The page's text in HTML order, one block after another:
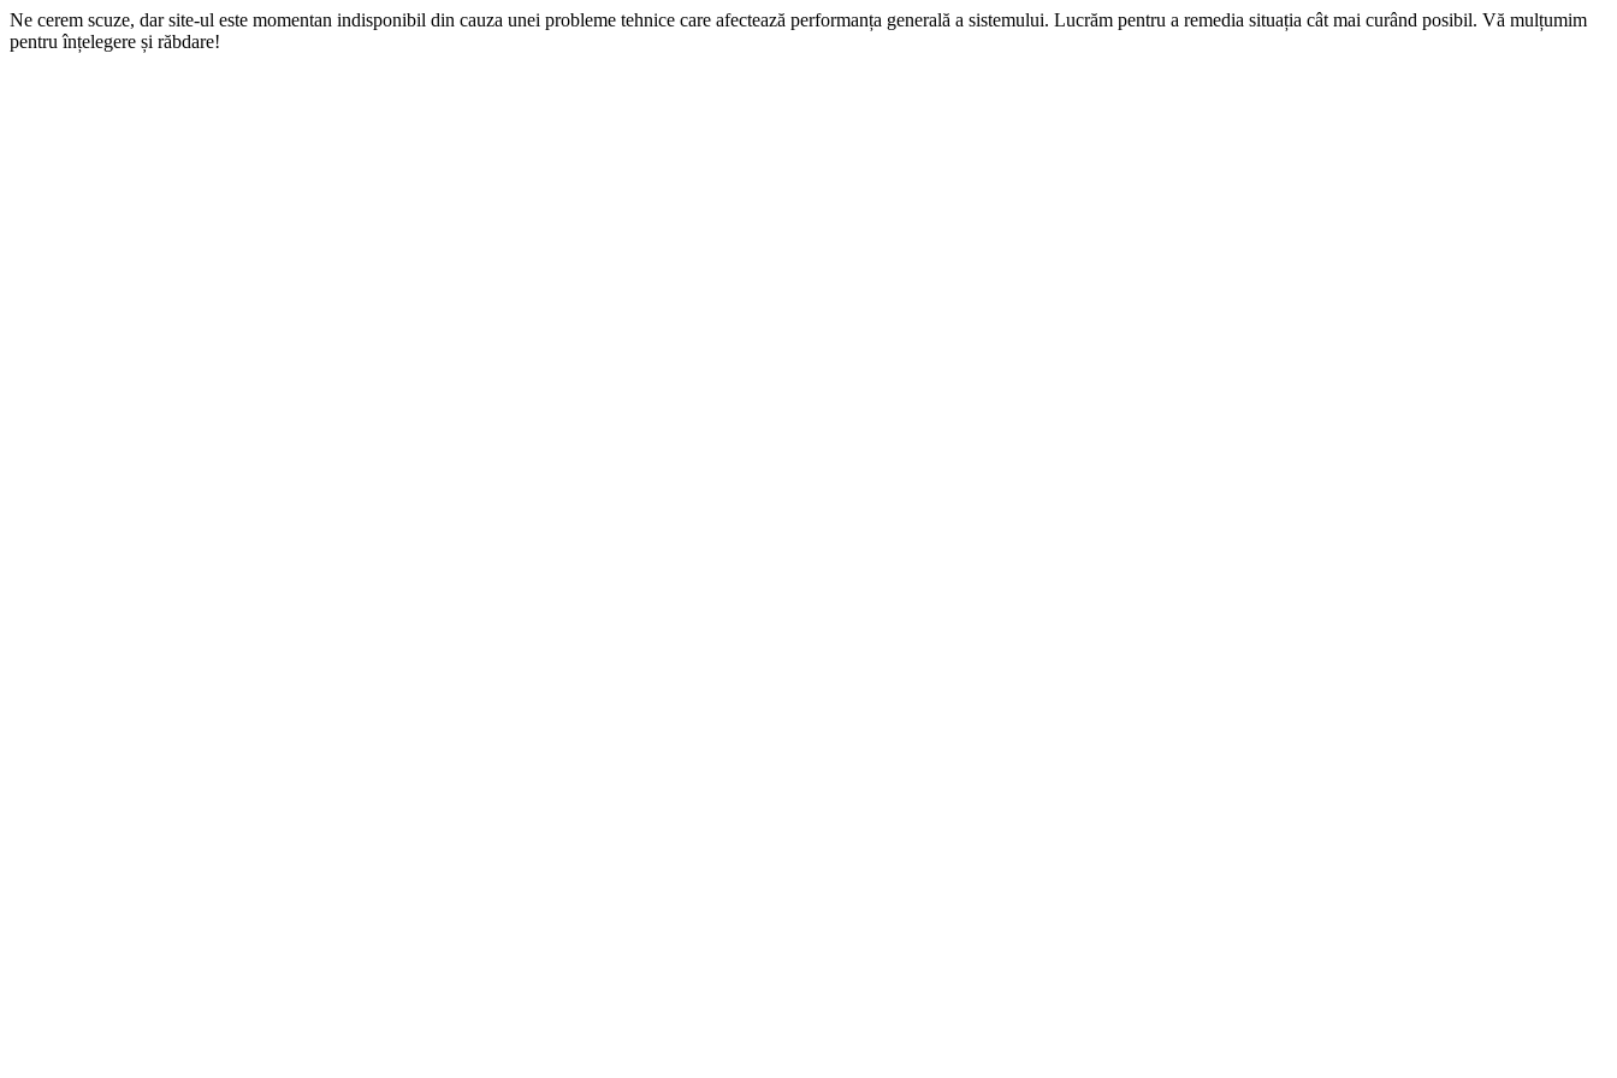
Ne cerem scuze, dar site-ul este momentan indisponibil din cauza unei probleme tehnice care afectează performanța generală a sistemului. Lucrăm pentru a remedia situația cât mai curând posibil. Vă mulțumim
pentru înțelegere și răbdare!